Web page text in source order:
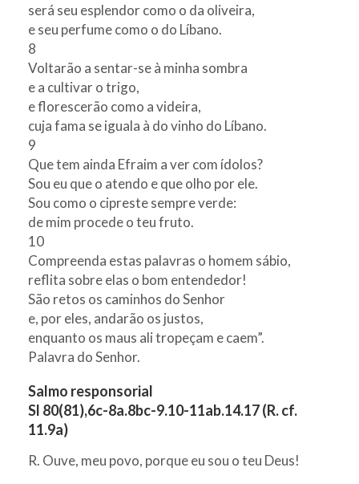
será seu esplendor como o da oliveira,
e seu perfume como o do Líbano.
8
Voltarão a sentar-se à minha sombra
e a cultivar o trigo,
e florescerão como a videira,
cuja fama se iguala à do vinho do Líbano.
9
Que tem ainda Efraim a ver com ídolos?
Sou eu que o atendo e que olho por ele.
Sou como o cipreste sempre verde:
de mim procede o teu fruto.
10
Compreenda estas palavras o homem sábio,
reflita sobre elas o bom entendedor!
São retos os caminhos do Senhor
e, por eles, andarão os justos,
enquanto os maus ali tropeçam e caem”.
Palavra do Senhor.
Salmo responsorial
Sl 80(81),6c-8a.8bc-9.10-11ab.14.17 (R. cf.
11.9a)
R. Ouve, meu povo, porque eu sou o teu Deus!